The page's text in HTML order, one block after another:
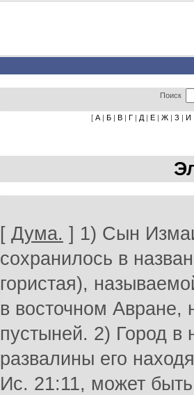
Поиск
[ А | Б | В | Г | Д | Е | Ж | З | И
[ Дума. ] 1) Сын
сохранилось в
гористая),
в восточном Авране,
пустыней. 2) Город
развалины его
Ис. 21:11, может